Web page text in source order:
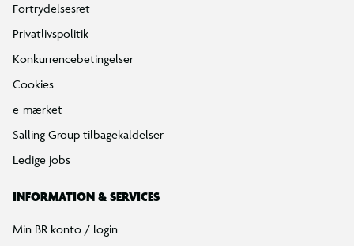
Fortrydelsesret
Privatlivspolitik
Konkurrencebetingelser
Cookies
e-mærket
Salling Group tilbagekaldelser
Ledige jobs
INFORMATION & SERVICES
Min BR konto / login